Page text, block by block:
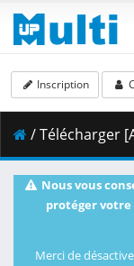
Inscription
/ Télécharger [AntBnecn]
Nous vous
protéger
Merci de